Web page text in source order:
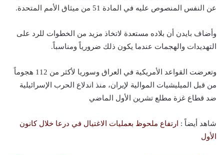
عن النفس المنصوص عليه في المادة 51 من ميثاق الأمم المتحدة.
وأضاف بايدن أن بلاده مستعدة لاتخاذ مزيد من الخطوات للرد على
التهديدات والهجمات عندما يكون ذلك ضرورياً ومناسباً.
وتعرضت القواعد الأمريكية في العراق وسوريا لأكثر من 112 هجوماً
من قبل الميليشيات الموالية لإيران، منذ اندلاع الحرب الإسرائيلية
ضد قطاع غزة مطلع تشرين الأول الماضي
شاهد أيضاً : ارتفاع ملحوظ بعمليات الاغتيال في درعا خلال كانون
الأول